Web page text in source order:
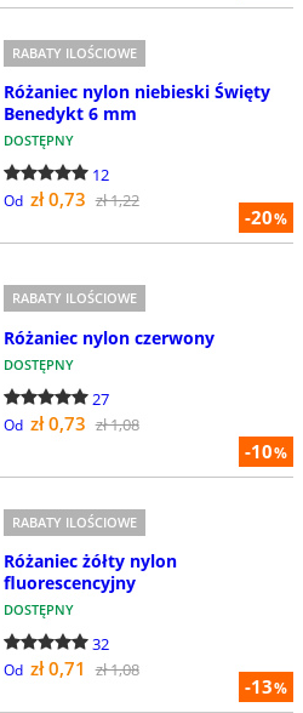
-20%
RABATY ILOŚCIOWE
Różaniec nylon niebieski Święty
Benedykt 6 mm
DOSTĘPNY
12
Od zł 0,73 zł 1,22
-10%
RABATY ILOŚCIOWE
Różaniec nylon czerwony
DOSTĘPNY
27
Od zł 0,73 zł 1,08
-13%
RABATY ILOŚCIOWE
Różaniec żółty nylon
fluorescencyjny
DOSTĘPNY
32
Od zł 0,71 zł 1,08